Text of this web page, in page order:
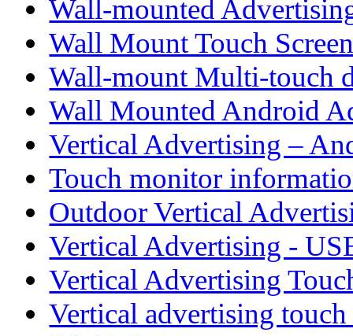
Wall-mounted
Wall Mount Touch
Wall-mount Multi-touch
Wall Mounted Android
Vertical Advertising –
Touch monitor
Outdoor Vertical
Vertical Advertising -
Vertical Advertising
Vertical advertising